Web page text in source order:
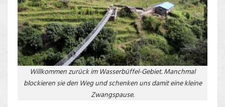
Willkommen zurück im Wasserbüffel-Gebiet. Manchmal
blockieren sie den Weg und schenken uns damit eine kleine
Zwangspause.